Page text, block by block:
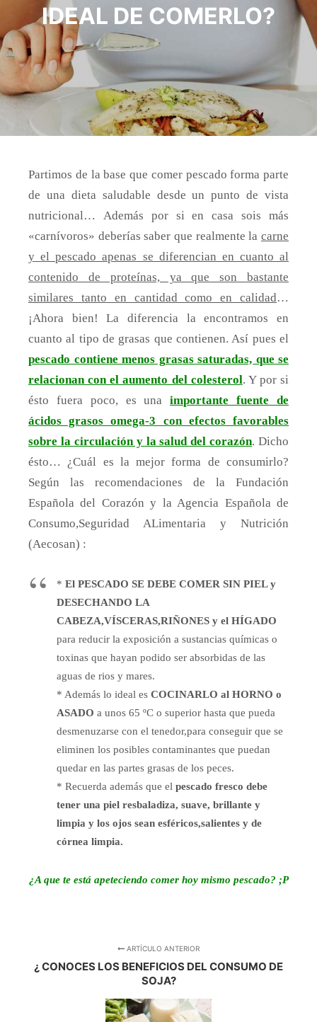
IDEAL DE COMERLO?
Partimos de la base que comer pescado forma parte
de una dieta saludable desde un punto de vista
nutricional… Además por si en casa sois más
«carnívoros» deberías saber que realmente la carne
y el pescado apenas se diferencian en cuanto al
contenido de proteínas, ya que son bastante
similares tanto en cantidad como en calidad…
¡Ahora bien! La diferencia la encontramos en
cuanto al tipo de grasas que contienen. Así pues el
pescado contiene menos grasas saturadas, que se
relacionan con el aumento del colesterol. Y por si
ésto fuera poco, es unaimportante fuente de
ácidos grasos omega-3 con efectos favorables
sobre la circulación y la salud del corazón. Dicho
ésto… ¿Cuál es la mejor forma de consumirlo?
Según las recomendaciones de la Fundación
Española del Corazón y la Agencia Española de
Consumo,Seguridad ALimentaria y Nutrición
(Aecosan) :
* El PESCADO SE DEBE COMER SIN PIEL y
DESECHANDO LA
CABEZA,VÍSCERAS,RIÑONES y el HÍGADO
para reducir la exposición a sustancias químicas o
toxinas que hayan podido ser absorbidas de las
aguas de rios y mares.
* Además lo ideal es COCINARLO al HORNO o
ASADO a unos 65 ºC o superior hasta que pueda
desmenuzarse con el tenedor,para conseguir que se
eliminen los posibles contaminantes que puedan
quedar en las partes grasas de los peces.
* Recuerda además que el pescado fresco debe
tener una piel resbaladiza, suave, brillante y
limpia y los ojos sean esféricos,salientes y de
córnea limpia.
¿A que te está apeteciendo comer hoy mismo pescado? ;P
ARTÍCULO ANTERIOR
¿ CONOCES LOS BENEFICIOS DEL CONSUMO DE
SOJA?